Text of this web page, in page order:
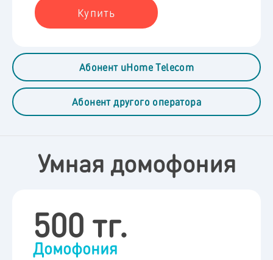
Абонент uHome Telecom
Абонент другого оператора
Купить
Умная домофония
500 тг.
Домофония